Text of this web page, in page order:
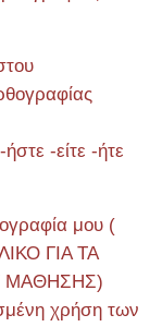
-είτε -ήτε
μου (
ΓΙΑ ΤΑ
ΜΑΘΗΣΗΣ)
χρήση των